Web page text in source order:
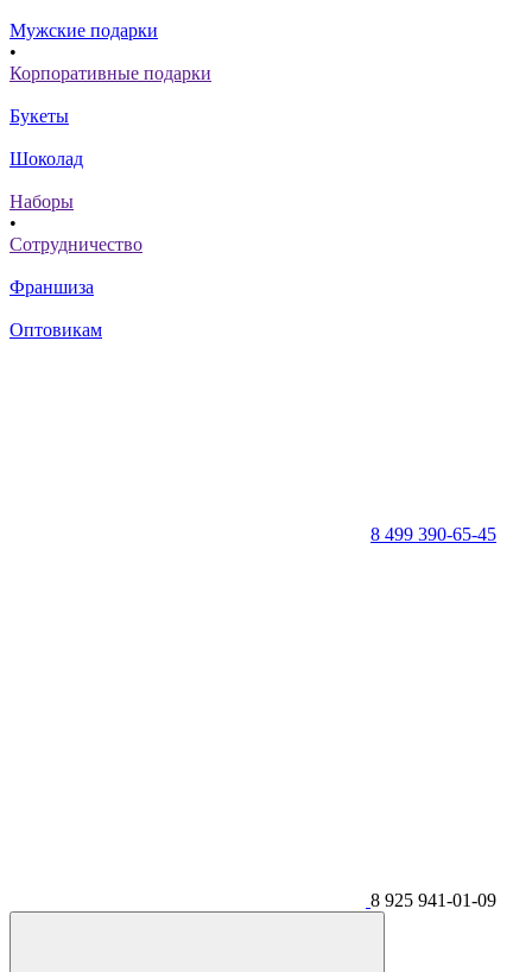
Мужские подарки
•
Корпоративные подарки
Букеты
Шоколад
Наборы
•
Сотрудничество
Франшиза
Оптовикам
8 499 390-65-45
8 925 941-01-09